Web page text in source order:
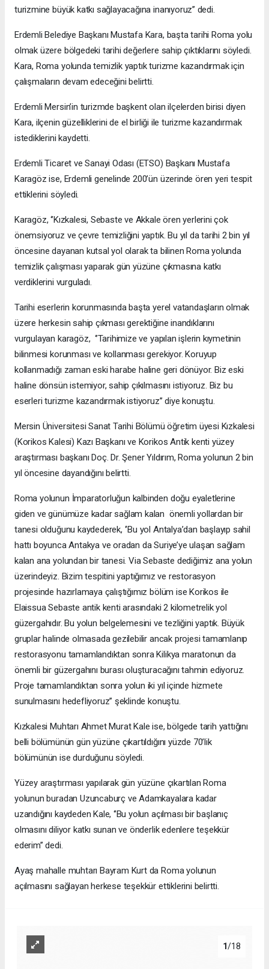
turizmine büyük katkı sağlayacağına inanıyoruz’’ dedi.
Erdemli Belediye Başkanı Mustafa Kara, başta tarihi Roma yolu
olmak üzere bölgedeki tarihi değerlere sahip çıktıklarını söyledi.
Kara, Roma yolunda temizlik yaptık turizme kazandırmak için
çalışmaların devam edeceğini belirtti.
Erdemli Mersin’in turizmde başkent olan ilçelerden birisi diyen
Kara, ilçenin güzelliklerini de el birliği ile turizme kazandırmak
istediklerini kaydetti.
Erdemli Ticaret ve Sanayi Odası (ETSO) Başkanı Mustafa
Karagöz ise, Erdemli genelinde 200’ün üzerinde ören yeri tespit
ettiklerini söyledi.
Karagöz, ‘’Kızkalesi, Sebaste ve Akkale ören yerlerini çok
önemsiyoruz ve çevre temizliğini yaptık. Bu yıl da tarihi 2 bin yıl
öncesine dayanan kutsal yol olarak ta bilinen Roma yolunda
temizlik çalışması yaparak gün yüzüne çıkmasına katkı
verdiklerini vurguladı.
Tarihi eserlerin korunmasında başta yerel vatandaşların olmak
üzere herkesin sahip çıkması gerektiğine inandıklarını
vurgulayan karagöz, ‘’Tarihimize ve yapılan işlerin kıymetinin
bilinmesi korunması ve kollanması gerekiyor. Koruyup
kollanmadığı zaman eski harabe haline geri dönüyor. Biz eski
haline dönsün istemiyor, sahip çıkılmasını istiyoruz. Biz bu
eserleri turizme kazandırmak istiyoruz’’ diye konuştu.
Mersin Üniversitesi Sanat Tarihi Bölümü öğretim üyesi Kızkalesi
(Korikos Kalesi) Kazı Başkanı ve Korikos Antik kenti yüzey
araştırması başkanı Doç. Dr. Şener Yıldırım, Roma yolunun 2 bin
yıl öncesine dayandığını belirtti.
Roma yolunun İmparatorluğun kalbinden doğu eyaletlerine
giden ve günümüze kadar sağlam kalan önemli yollardan bir
tanesi olduğunu kaydederek, ‘’Bu yol Antalya’dan başlayıp sahil
hattı boyunca Antakya ve oradan da Suriye’ye ulaşan sağlam
kalan ana yolundan bir tanesi. Via Sebaste dediğimiz ana yolun
üzerindeyiz. Bizim tespitini yaptığımız ve restorasyon
projesinde hazırlamaya çalıştığımız bölüm ise Korikos ile
Elaissua Sebaste antik kenti arasındaki 2 kilometrelik yol
güzergahıdır. Bu yolun belgelemesini ve tezliğini yaptık. Büyük
gruplar halinde olmasada gezilebilir ancak projesi tamamlanıp
restorasyonu tamamlandıktan sonra Kilikya maratonun da
önemli bir güzergahını burası oluşturacağını tahmin ediyoruz.
Proje tamamlandıktan sonra yolun iki yıl içinde hizmete
sunulmasını hedefliyoruz’’ şeklinde konuştu.
Kızkalesi Muhtarı Ahmet Murat Kale ise, bölgede tarih yattığını
belli bölümünün gün yüzüne çıkartıldığını yüzde 70’lik
bölümünün ise durduğunu söyledi.
Yüzey araştırması yapılarak gün yüzüne çıkartılan Roma
yolunun buradan Uzuncaburç ve Adamkayalara kadar
uzandığını kaydeden Kale, ‘’Bu yolun açılması bir başlanıç
olmasını diliyor katkı sunan ve önderlik edenlere teşekkür
ederim’’ dedi.
Ayaş mahalle muhtarı Bayram Kurt da Roma yolunun
açılmasını sağlayan herkese teşekkür ettiklerini belirtti.
1/18